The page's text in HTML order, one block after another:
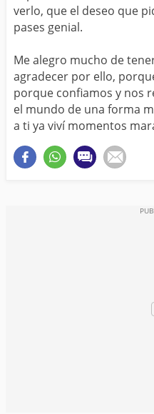
PAPA
ALGUIEN ESPECIAL
TODAS
verlo, que el deseo que
pases genial.
Me alegro mucho de
agradecer por ello,
porque confiamos y nos
el mundo de una forma
a ti ya viví momentos